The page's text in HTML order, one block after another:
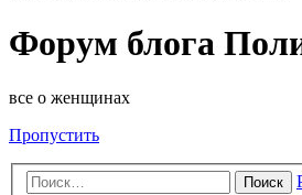
Форум блога
все о женщинах
Пропустить
Поиск